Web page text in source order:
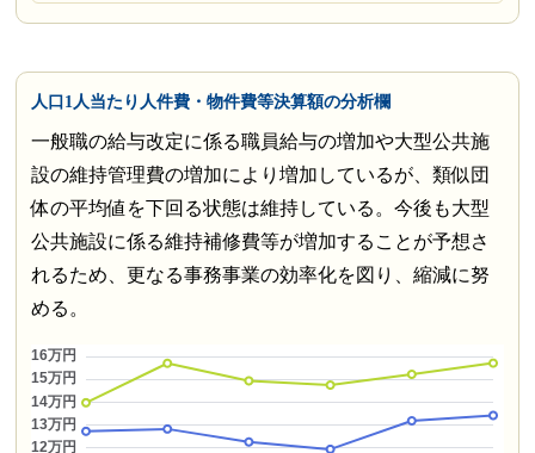
人口1人当たり人件費・物件費等決算額の分析欄
一般職の給与改定に係る職員給与の増加や大型公共施
設の維持管理費の増加により増加しているが、類似団
体の平均値を下回る状態は維持している。今後も大型
公共施設に係る維持補修費等が増加することが予想さ
れるため、更なる事務事業の効率化を図り、縮減に努
める。